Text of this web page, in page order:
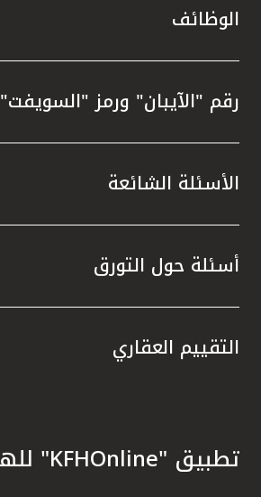
الوظائف
رقم "الآيبان" ورمز "السويفت"
الأسئلة الشائعة
أسئلة حول التورق
التقييم العقاري
تطبيق "KFHOnline" للهواتف الذكية